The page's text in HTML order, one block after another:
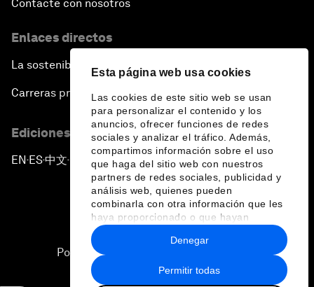
Esta página web usa cookies
Las cookies de este sitio web se usan
para personalizar el contenido y los
anuncios, ofrecer funciones de redes
sociales y analizar el tráfico. Además,
compartimos información sobre el uso
que haga del sitio web con nuestros
partners de redes sociales, publicidad y
análisis web, quienes pueden
combinarla con otra información que les
haya proporcionado o que hayan
recopilado a partir del uso que haya
hecho de sus servicios.
Permitir todas
Denegar
Contacte con nosotros
Enlaces directos
La sostenibilidad en el Foro
Carreras profesionales
Ediciones en otros idiomas
EN ▪ES▪中文▪ 日本語
Política de privacidad y normas de uso
Sitemap